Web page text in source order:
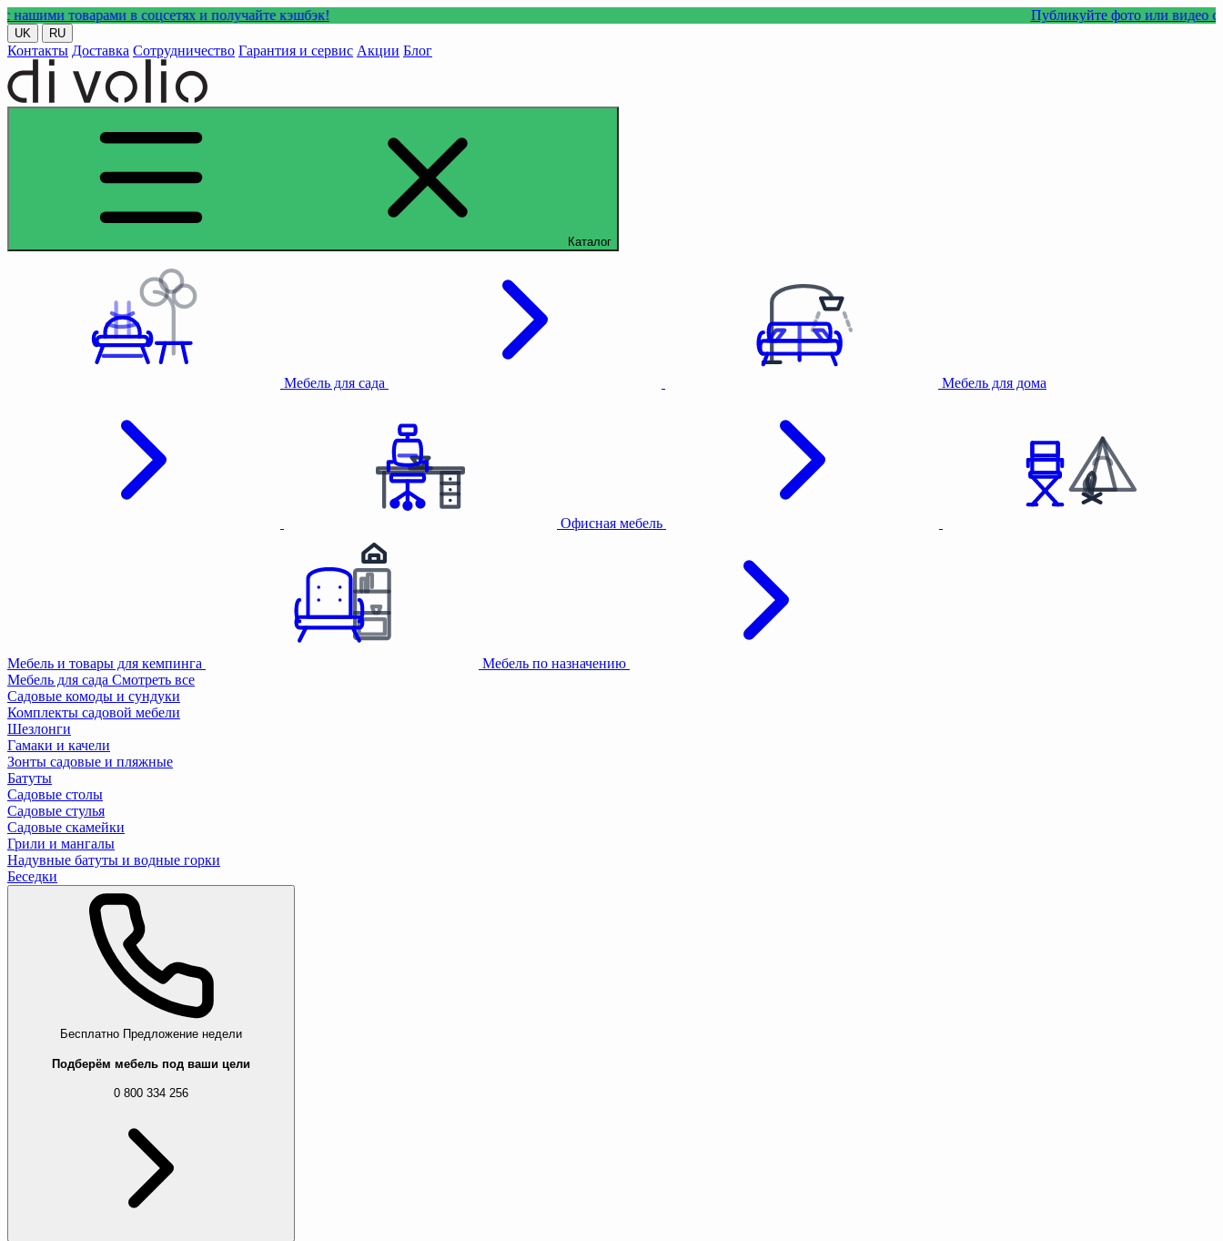
в соцсетях и получайте кэшбэк! Публикуйте фото или видео с нашими
UK RU
Контакты Доставка Сотрудничество Гарантия и сервис Акции Блог
Каталог
Мебель для сада Мебель для дома
Офисная мебель
Мебель и товары для кемпинга
Мебель по назначению
Мебель для сада Смотреть все
Садовые комоды и сундуки
Комплекты садовой мебели
Шезлонги
Гамаки и качели
Зонты садовые и пляжные
Батуты
Садовые столы
Садовые стулья
Садовые скамейки
Грили и мангалы
Надувные батуты и водные горки
Беседки
Бесплатно Предложение недели
Подберём мебель под ваши цели
0 800 334 256